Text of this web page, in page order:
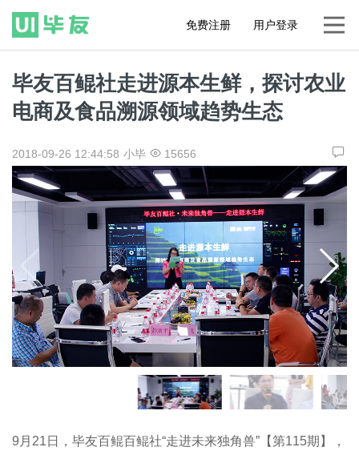
免费注册 用户登录
毕友百鲲社走进源本生鲜，探讨农业
电商及食品溯源领域趋势生态
2018-09-26 12:44:58 小毕 15656
9月21日，毕友百鲲百鲲社“走进未来独角兽”【第115期】，